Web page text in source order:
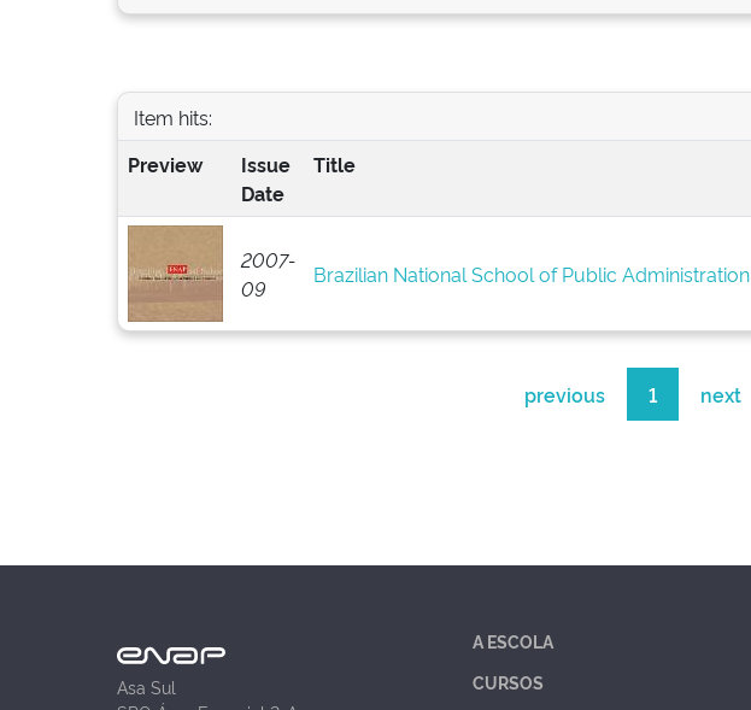
Item hits:
Preview
Issue
Date
Title
2007-
09
Brazilian National School of Public Administration
previous 1 next
Asa Sul
A ESCOLA
CURSOS